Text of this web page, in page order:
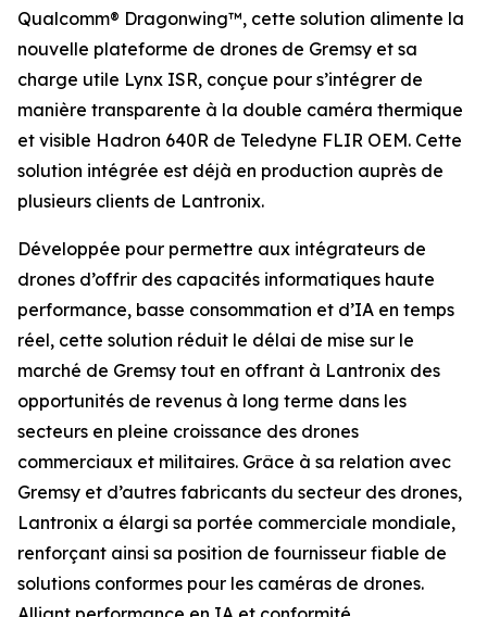
Qualcomm® Dragonwing™, cette solution alimente la
nouvelle plateforme de drones de Gremsy et sa
charge utile Lynx ISR, conçue pour s’intégrer de
manière transparente à la double caméra thermique
et visible Hadron 640R de Teledyne FLIR OEM. Cette
solution intégrée est déjà en production auprès de
plusieurs clients de Lantronix.
Développée pour permettre aux intégrateurs de
drones d’offrir des capacités informatiques haute
performance, basse consommation et d’IA en temps
réel, cette solution réduit le délai de mise sur le
marché de Gremsy tout en offrant à Lantronix des
opportunités de revenus à long terme dans les
secteurs en pleine croissance des drones
commerciaux et militaires. Grâce à sa relation avec
Gremsy et d’autres fabricants du secteur des drones,
Lantronix a élargi sa portée commerciale mondiale,
renforçant ainsi sa position de fournisseur fiable de
solutions conformes pour les caméras de drones.